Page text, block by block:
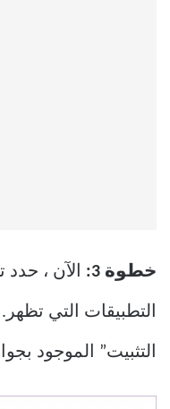
خطوة 3:
التطبيقات التي
التثبيت” الموجود